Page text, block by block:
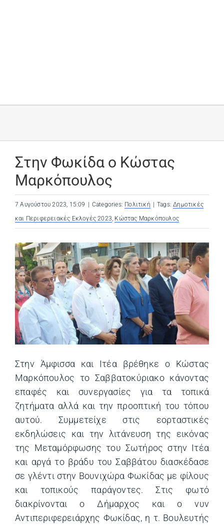
Στην Φωκίδα ο Κώστας
Μαρκόπουλος
7 Αυγούστου 2023, 15:09 Categories: Πολιτική Tags:Δημοτικές
και Περιφερειακές Εκλογές 2023, Κώστας Μαρκόπουλος
Στην Άμφισσα και Ιτέα βρέθηκε ο Κώστας
Μαρκόπουλος το Σαββατοκύριακο κάνοντας
επαφές και συνεργασίες για τα τοπικά
ζητήματα αλλά και την προοπτική του τόπου
αυτού. Συμμετείχε στις εορταστικές
εκδηλώσεις και την λιτάνευση της εικόνας
της Μεταμόρφωσης του Σωτήρος στην Ιτέα
και αργά το βράδυ του Σαββάτου διασκέδασε
σε γλέντι στην Βουνιχώρα Φωκίδας με φίλους
και τοπικούς παράγοντες. Στις φωτό
διακρίνονται ο Δήμαρχος και ο νυν
Αντιπεριφερειάρχης Φωκίδας, η τ. Βουλευτής